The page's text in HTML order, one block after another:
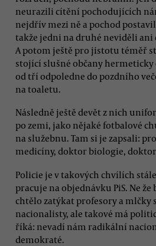
neurazili cítění pochodujících
nejdřív mezi ně a pochod
takže jedni na druhé neviděli ani
A potom ještě pro jistotu téměř
stojící slušné občany
od tří odpoledne do pozdního
na toaletu.
Následně ještě devět z nich
po zemi, jako nějaké fotbalové
na služebnu. Tam si je zapsali:
medicíny, doktor biologie,
Policie je v takových chvílích
pracuje na objednávku PiS. Ne
chtělo zatýkat profesory a mlčky
nacionalisty, ale takové má
říká: nevadí nám radikální
demokraté.